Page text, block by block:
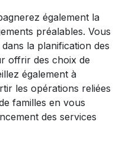
également la
préalables. Vous
la planification des
offrir des choix de
également à
les opérations reliées
familles en vous
des services